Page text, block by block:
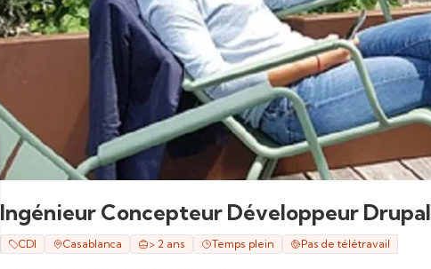
Ingénieur Concepteur Développeur Drupal
CDI Casablanca > 2 ans Temps plein Pas de télétravail